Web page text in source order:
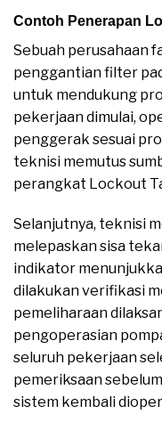
Contoh Penerapan
Sebuah perusahaan
penggantian filter
untuk mendukung
pekerjaan dimulai,
penggerak sesuai
teknisi memutus
perangkat Lockout
Selanjutnya, teknisi
melepaskan sisa
indikator
dilakukan verifikasi
pemeliharaan
pengoperasian
seluruh pekerjaan
pemeriksaan
sistem kembali